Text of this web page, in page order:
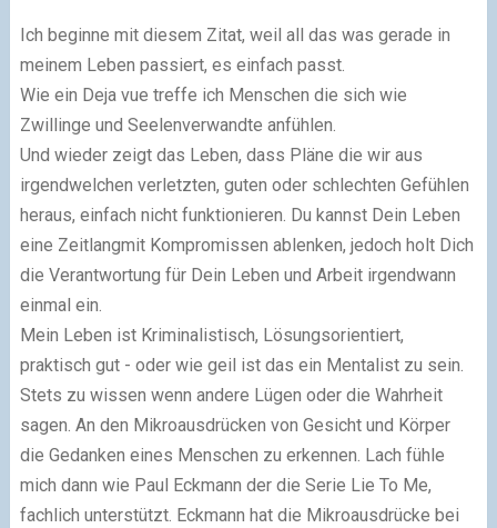
Ich beginne mit diesem Zitat, weil all das was gerade in
meinem Leben passiert, es einfach passt.
Wie ein Deja vue treffe ich Menschen die sich wie
Zwillinge und Seelenverwandte anfühlen.
Und wieder zeigt das Leben, dass Pläne die wir aus
irgendwelchen verletzten, guten oder schlechten Gefühlen
heraus, einfach nicht funktionieren. Du kannst Dein Leben
eine Zeitlangmit Kompromissen ablenken, jedoch holt Dich
die Verantwortung für Dein Leben und Arbeit irgendwann
einmal ein.
Mein Leben ist Kriminalistisch, Lösungsorientiert,
praktisch gut - oder wie geil ist das ein Mentalist zu sein.
Stets zu wissen wenn andere Lügen oder die Wahrheit
sagen. An den Mikroausdrücken von Gesicht und Körper
die Gedanken eines Menschen zu erkennen. Lach fühle
mich dann wie Paul Eckmann der die Serie Lie To Me,
fachlich unterstützt. Eckmann hat die Mikroausdrücke bei